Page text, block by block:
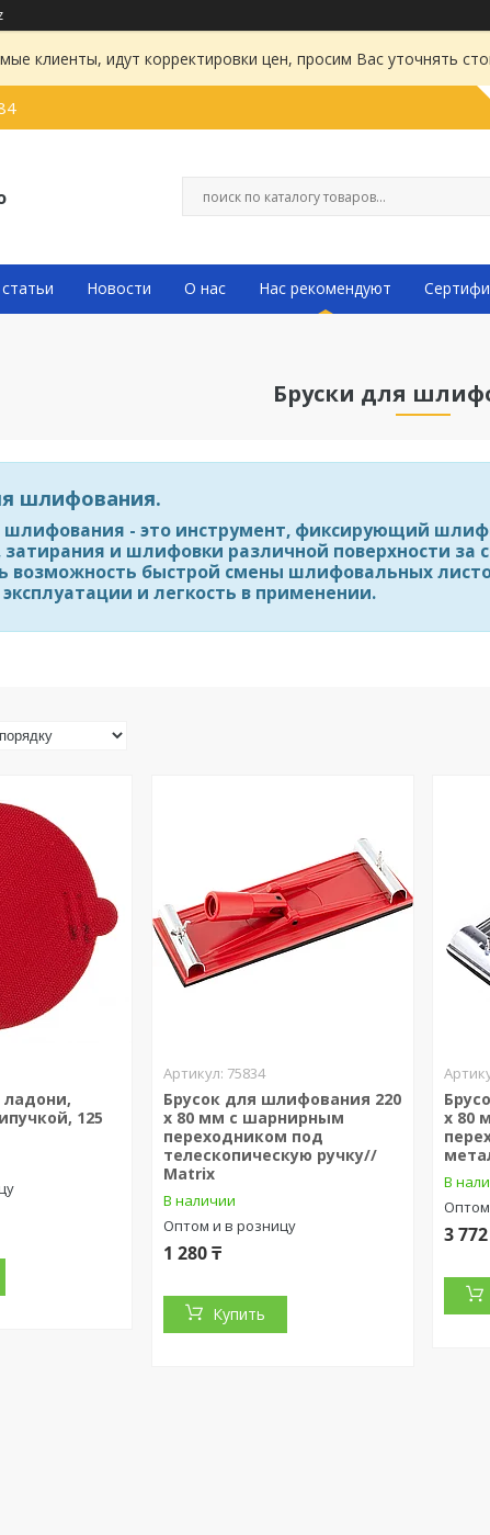
клиенты, идут корректировки цен, просим Вас уточнять
Новости О нас Нас рекомендуют
Бруски для
шлифования.
шлифования - это инструмент, фиксирующий
затирания и шлифовки различной поверхности за
возможность быстрой смены шлифовальных
и легкость в применении.
125
75834
Брусок для шлифования 220
х 80 мм с шарнирным
переходником под
телескопическую ручку//
Matrix
В наличии
Оптом и в розницу
1 280 ₸
Купить
х 80
В
3